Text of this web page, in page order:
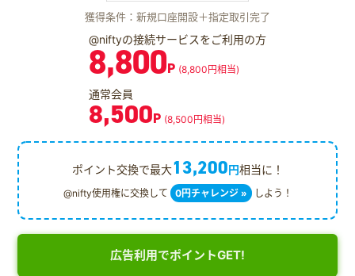
獲得条件：新規口座開設＋指定取引完了
@niftyの接続サービスをご利用の方
8,800P (8,800円相当)
通常会員
8,500P (8,500円相当)
ポイント交換で最大13,200円相当に！
@nifty使用権に交換して 0円チャレンジ » しよう！
広告利用でポイントGET!